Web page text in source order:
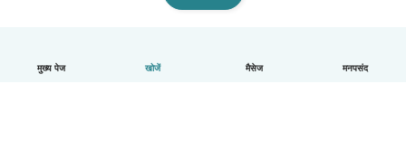
मुख्य पेज खोजें मैसेज मनपसंद